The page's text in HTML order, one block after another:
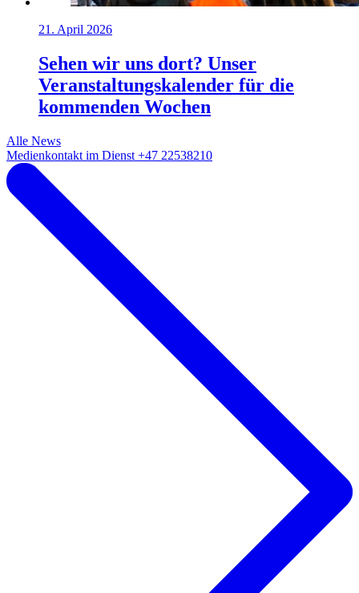
21. April 2026
Sehen wir uns dort? Unser
Veranstaltungskalender für die
kommenden Wochen
Alle News
Medienkontakt im Dienst +47 22538210